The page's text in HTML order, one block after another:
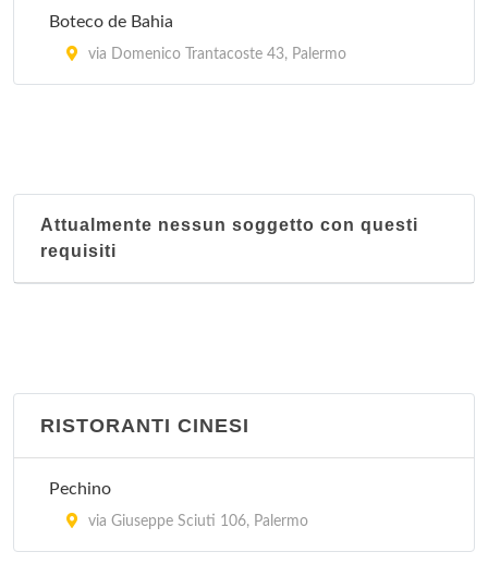
Boteco de Bahia
via Domenico Trantacoste 43, Palermo
Attualmente nessun soggetto con questi
requisiti
RISTORANTI CINESI
Pechino
via Giuseppe Sciuti 106, Palermo